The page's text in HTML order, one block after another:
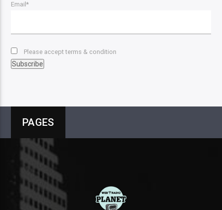
Email*
Please accept terms & condition
PAGES